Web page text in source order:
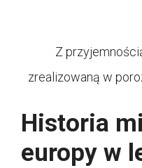
Z
zrealizowaną w
Historia
europy w